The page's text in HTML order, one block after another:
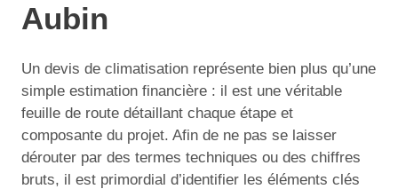
Aubin
Un devis de climatisation représente bien plus qu’une
simple estimation financière : il est une véritable
feuille de route détaillant chaque étape et
composante du projet. Afin de ne pas se laisser
dérouter par des termes techniques ou des chiffres
bruts, il est primordial d’identifier les éléments clés